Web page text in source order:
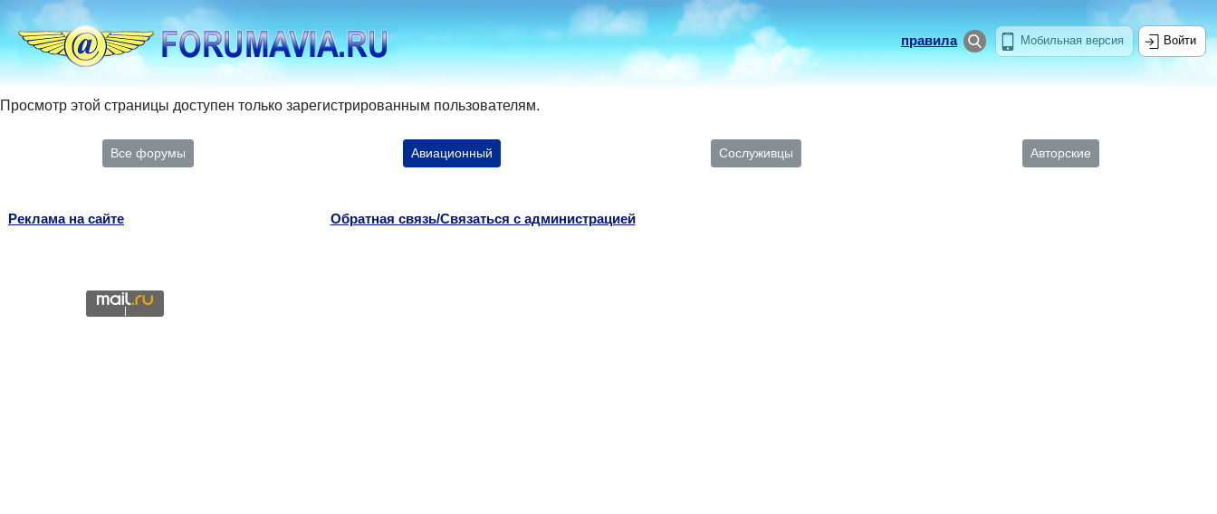
Мобильная версия
правила Войти
Просмотр этой страницы доступен только зарегистрированным пользователям.
Все форумы Авиационный Сослуживцы Авторские
Реклама на сайте Обратная связь/Связаться с администрацией